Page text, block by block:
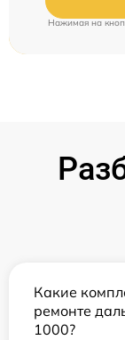
Нажимая на
Какие
ремонте
1000?